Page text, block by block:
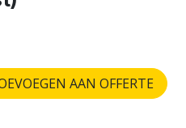
AAN OFFERTE